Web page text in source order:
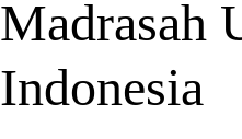
Madrasah
Indonesia